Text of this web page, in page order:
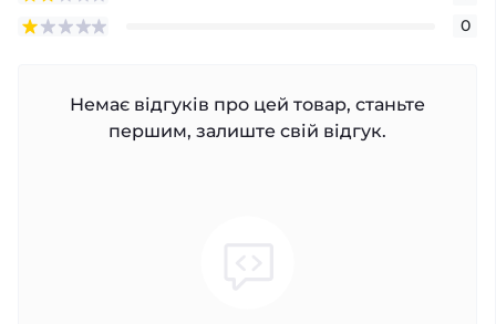
0
Немає відгуків про цей товар, станьте
першим, залиште свій відгук.